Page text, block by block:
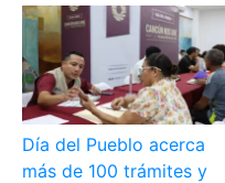
Día del Pueblo acerca
más de 100 trámites y